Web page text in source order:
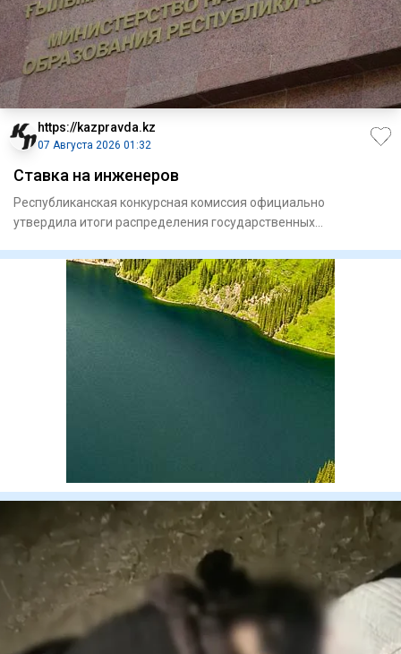
https://kazpravda.kz
07 Августа 2026 01:32
Ставка на инженеров
Республиканская конкурсная комиссия официально
утвердила итоги распределения государственных